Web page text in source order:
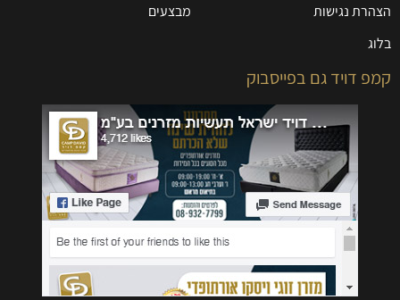
הצהרת נגישות
בלוג
מבצעים
קמפ דויד גם בפייסבוק